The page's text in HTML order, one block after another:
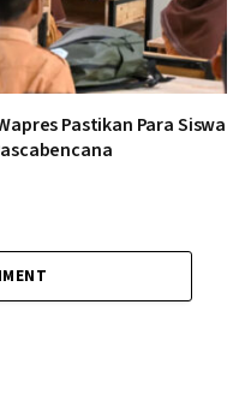
Pastikan Para Siswa